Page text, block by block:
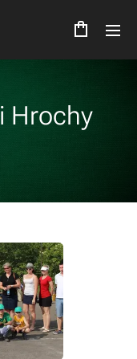
Hrochy